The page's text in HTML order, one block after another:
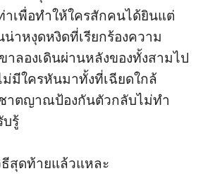
าเพื่อทำให้ใครสักคนได้ยินแต่
าหงุดหงิดที่เรียกร้องความ
าลองเดินผ่านหลังของทั้งสามไป
มีใครหันมาทั้งที่เฉียดใกล้
ตญาณป้องกันตัวกลับไม่ทำ
บรู้
สุดท้ายแล้วแหละ